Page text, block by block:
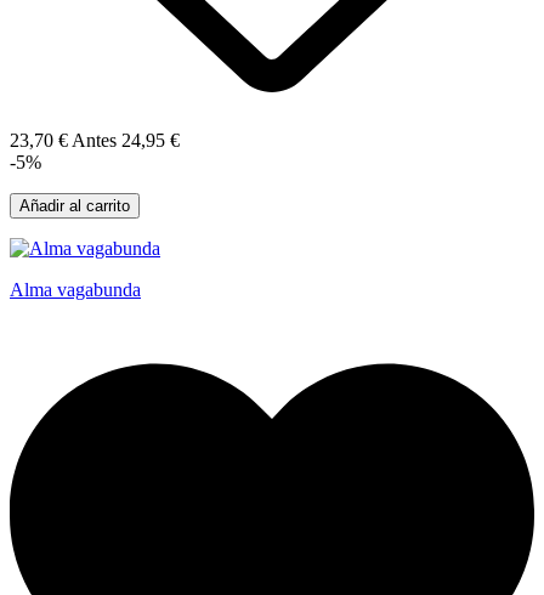
23,70 € Antes 24,95 €
-5%
Añadir al carrito
Alma vagabunda